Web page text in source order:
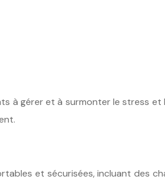
à gérer et à surmonter le stress et
et sécurisées, incluant des